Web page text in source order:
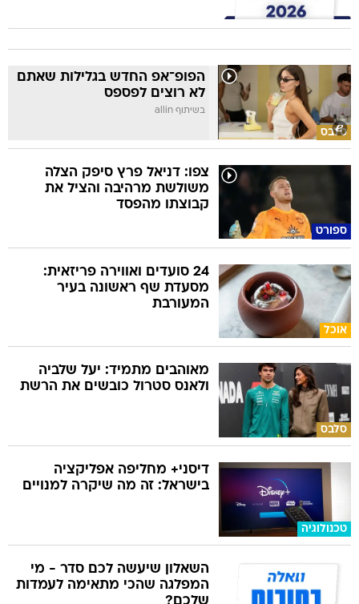
סלבס
הפופ־אפ החדש בגלילות שאתם
לא רוצים לפספס
בשיתוף allin
ספורט
צפו: דניאל פרץ סיפק הצלה
משולשת מרהיבה והציל את
קבוצתו מהפסד
אוכל
24 סועדים ואווירה פריזאית:
מסעדת שף ראשונה בעיר
המעורבת
סלבס
מאוהבים מתמיד: יעל שלביה
ולאנס סטרול כובשים את הרשת
טכנולוגיה
דיסני+ מחליפה אפליקציה
בישראל: זה מה שיקרה למנויים
השאלון שיעשה לכם סדר - מי
המפלגה שהכי מתאימה לעמדות
שלכם?